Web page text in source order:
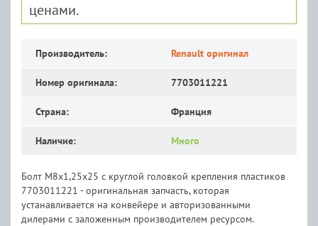
ценами.
Производитель: Renault оригинал
Номер оригинала: 7703011221
Страна: Франция
Наличие: Много
Болт М8х1,25х25 с круглой головкой крепления пластиков
7703011221 - оригинальная запчасть, которая
устанавливается на конвейере и авторизованными
дилерами с заложенным производителем ресурсом.